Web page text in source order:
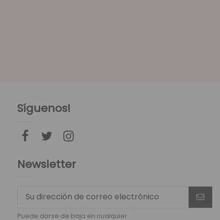
Síguenos!
Newsletter
Puede darse de baja en cualquier